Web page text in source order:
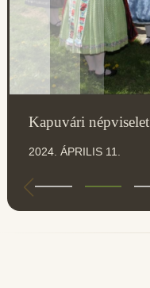
Kapuvári népviselet
2024. ÁPRILIS 11.